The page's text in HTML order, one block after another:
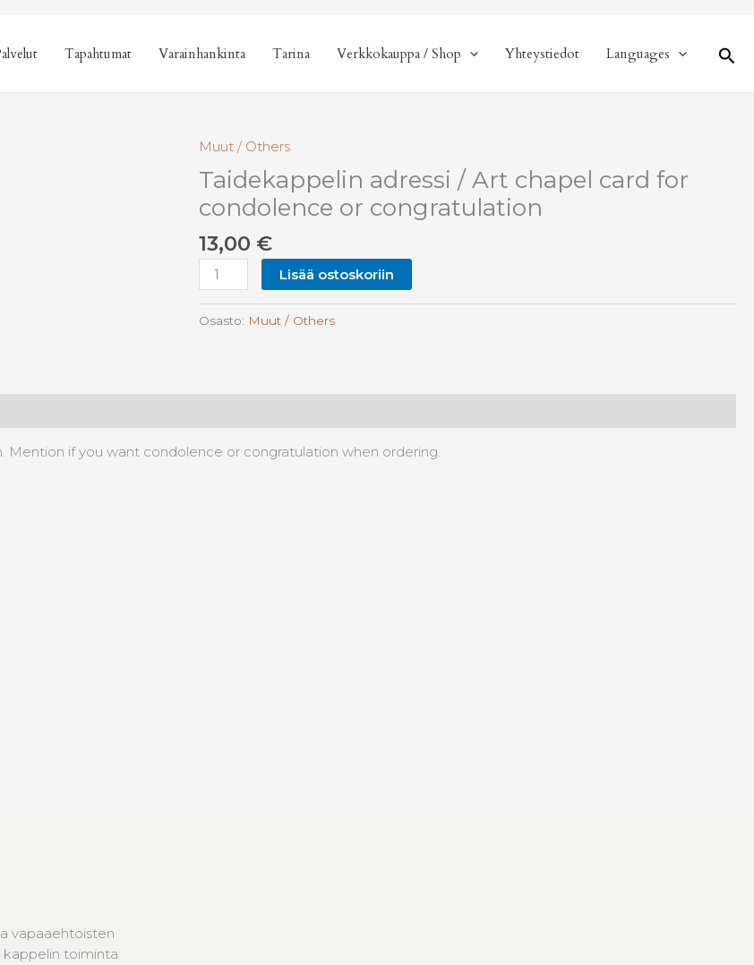
Tapahtumat Varainhankinta Tarina Verkkokauppa / Shop Yhteystiedot Languages Hae
Muut / Others
Taidekappelin adressi / Art chapel card for
condolence or congratulation
13,00 €
Taidekappelin
adressi
/
Art
for
or
congratulation
Lisää ostoskoriin
Osasto: Muut / Others
Mention if you want condolence or congratulation when ordering.
vapaaehtoisten
kappelin toiminta